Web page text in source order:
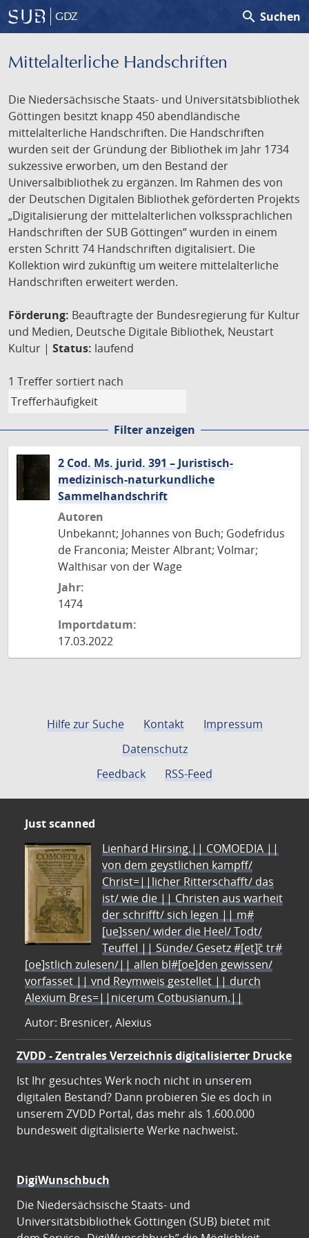
GDZ search Suchen
Mittelalterliche Handschriften
Die Niedersächsische Staats- und Universitätsbibliothek
Göttingen besitzt knapp 450 abendländische
mittelalterliche Handschriften. Die Handschriften
wurden seit der Gründung der Bibliothek im Jahr 1734
sukzessive erworben, um den Bestand der
Universalbibliothek zu ergänzen. Im Rahmen des von
der Deutschen Digitalen Bibliothek geförderten Projekts
„Digitalisierung der mittelalterlichen volkssprachlichen
Handschriften der SUB Göttingen“ wurden in einem
ersten Schritt 74 Handschriften digitalisiert. Die
Kollektion wird zukünftig um weitere mittelalterliche
Handschriften erweitert werden.
Förderung: Beauftragte der Bundesregierung für Kultur
und Medien, Deutsche Digitale Bibliothek, Neustart
Kultur | Status: laufend
1 Treffer sortiert nach
Filter anzeigen
2 Cod. Ms. jurid. 391 – Juristisch-
medizinisch-naturkundliche
Sammelhandschrift
Autoren
Unbekannt; Johannes von Buch; Godefridus
de Franconia; Meister Albrant; Volmar;
Walthisar von der Wage
Jahr:
1474
Importdatum:
17.03.2022
Hilfe zur Suche Kontakt
Impressum
Datenschutz
Feedback
RSS-Feed
Just scanned
Lienhard Hirsing.|| COMOEDIA ||
von dem geystlichen kampff/
Christ=||licher Ritterschafft/ das
ist/ wie die || Christen aus warheit
der schrifft/ sich legen || m#
[ue]ssen/ wider die Heel/ Todt/
Teuffel || Sünde/ Gesetz #[et]c̃ tr#
[oe]stlich zulesen/|| allen bl#[oe]den gewissen/
vorfasset || vnd Reymweis gestellet || durch
Alexium Bres=||nicerum Cotbusianum.||
Autor: Bresnicer, Alexius
ZVDD - Zentrales Verzeichnis digitalisierter Drucke
Ist Ihr gesuchtes Werk noch nicht in unserem
digitalen Bestand? Dann probieren Sie es doch in
unserem ZVDD Portal, das mehr als 1.600.000
bundesweit digitalisierte Werke nachweist.
DigiWunschbuch
Die Niedersächsische Staats- und
Universitätsbibliothek Göttingen (SUB) bietet mit